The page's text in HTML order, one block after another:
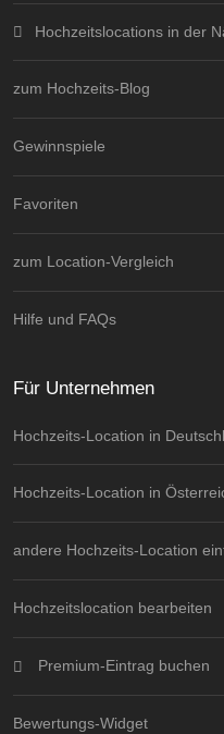
Hochzeitslocations in der
zum Hochzeits-Blog
Gewinnspiele
Favoriten
zum Location-Vergleich
Hilfe und FAQs
Für Unternehmen
Hochzeits-Location in
Hochzeits-Location in
andere Hochzeits-Location
Hochzeitslocation bearbeiten
Premium-Eintrag buchen
Bewertungs-Widget